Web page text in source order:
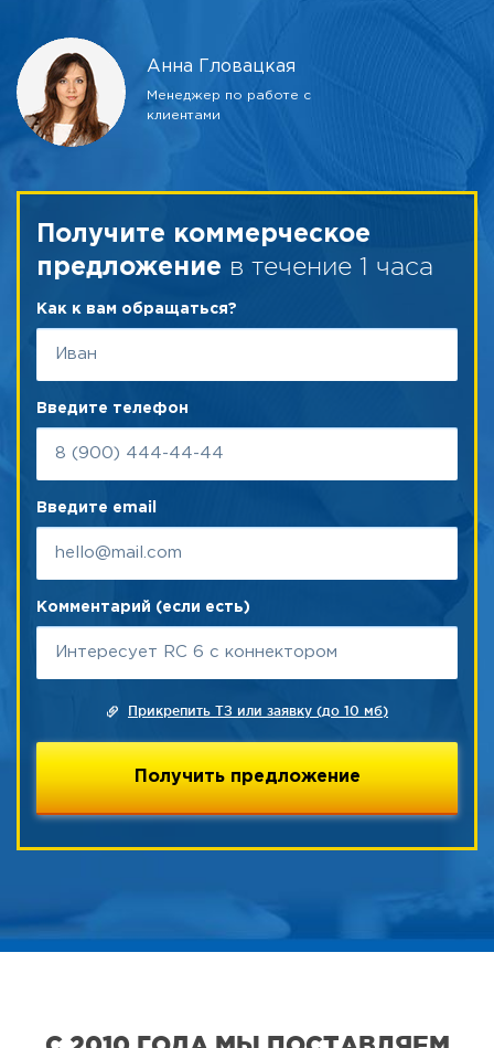
Анна Гловацкая
Менеджер по работе с
клиентами
Получите коммерческое
предложение в течение 1 часа
Как к вам обращаться?
Введите телефон
Введите email
Комментарий (если есть)
Прикрепить ТЗ или заявку (до 10 мб)